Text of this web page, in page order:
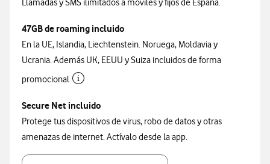
Llamadas y SMS ilimitados a móviles y fijos de España.
47GB de roaming incluido
En la UE, Islandia, Liechtenstein. Noruega, Moldavia y
Ucrania. Además UK, EEUU y Suiza incluidos de forma
promocional
Secure Net incluido
Protege tus dispositivos de virus, robo de datos y otras
amenazas de internet. Actívalo desde la app.